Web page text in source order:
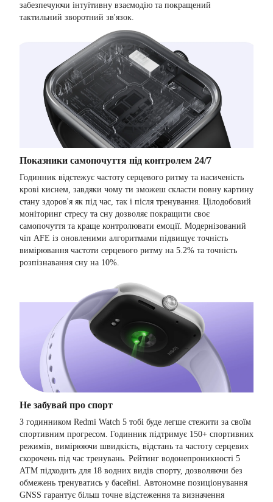
забезпечуючи інтуїтивну взаємодію та покращений
тактильний зворотний зв'язок.
Показники самопочуття під контролем 24/7
Годинник відстежує частоту серцевого ритму та насиченість
крові киснем, завдяки чому ти зможеш скласти повну картину
стану здоров'я як під час, так і після тренування. Цілодобовий
моніторинг стресу та сну дозволяє покращити своє
самопочуття та краще контролювати емоції. Модернізований
чіп AFE із оновленими алгоритмами підвищує точність
вимірювання частоти серцевого ритму на 5.2% та точність
розпізнавання сну на 10%.
Не забувай про спорт
З годинником Redmi Watch 5 тобі буде легше стежити за своїм
спортивним прогресом. Годинник підтримує 150+ спортивних
режимів, вимірюючи швидкість, відстань та частоту серцевих
скорочень під час тренувань. Рейтинг водонепроникності 5
АТМ підходить для 18 водних видів спорту, дозволяючи без
обмежень тренуватись у басейні. Автономне позиціонування
GNSS гарантує більш точне відстеження та визначення